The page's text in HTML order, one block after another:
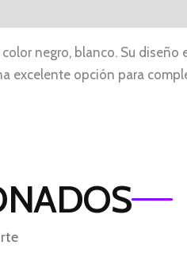
negro, blanco. Su
excelente opción para